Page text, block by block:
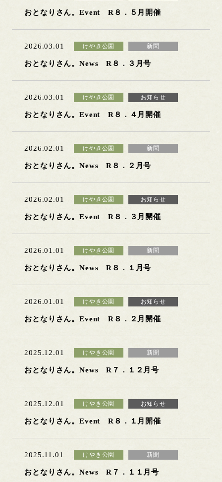
おとなりさん。Event R８．５月開催
2026.03.01 けやき公園 新聞
おとなりさん。News R８．３月号
2026.03.01 けやき公園 お知らせ
おとなりさん。Event R８．４月開催
2026.02.01 けやき公園 新聞
おとなりさん。News R８．２月号
2026.02.01 けやき公園 お知らせ
おとなりさん。Event R８．３月開催
2026.01.01 けやき公園 新聞
おとなりさん。News R８．１月号
2026.01.01 けやき公園 お知らせ
おとなりさん。Event R８．２月開催
2025.12.01 けやき公園 新聞
おとなりさん。News R７．１２月号
2025.12.01 けやき公園 お知らせ
おとなりさん。Event R８．１月開催
2025.11.01 けやき公園 新聞
おとなりさん。News R７．１１月号